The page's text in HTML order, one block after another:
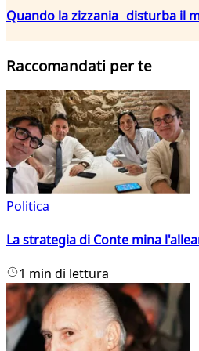
Quando la zizzania disturba il
Raccomandati per te
Politica
La strategia di Conte mina
1 min di lettura